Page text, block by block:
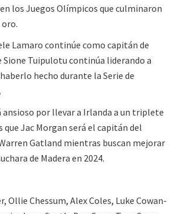
los Juegos Olímpicos que culminaron
Lamaro continúe como capitán de
Tuipulotu continúa liderando a
hecho durante la Serie de
ansioso por llevar a Irlanda a un triplete
Jac Morgan será el capitán del
Gatland mientras buscan mejorar
de Madera en 2024.
Ollie Chessum, Alex Coles, Luke Cowan-